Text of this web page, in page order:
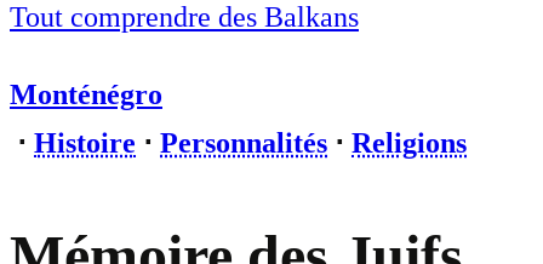
Tout comprendre des Balkans
Monténégro
⋅ Histoire ⋅ Personnalités ⋅ Religions